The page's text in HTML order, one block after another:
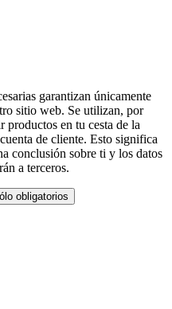
garantizan únicamente
sitio web. Se utilizan, por
productos en tu cesta de la
de cliente. Esto significa
conclusión sobre ti y los datos
a terceros.
obligatorios